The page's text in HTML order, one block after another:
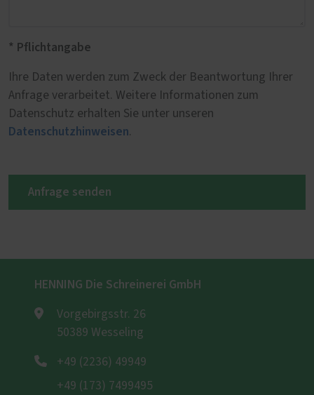
* Pflichtangabe
Ihre Daten werden zum Zweck der Beantwortung Ihrer
Anfrage verarbeitet. Weitere Informationen zum
Datenschutz erhalten Sie unter unseren
Datenschutzhinweisen.
Anfrage senden
HENNING Die Schreinerei GmbH
Vorgebirgsstr. 26
50389 Wesseling
+49 (2236) 49949
+49 (173) 7499495